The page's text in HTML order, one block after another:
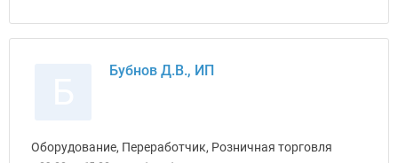
Бубнов Д.В., ИП
Оборудование, Переработчик, Розничная торговля